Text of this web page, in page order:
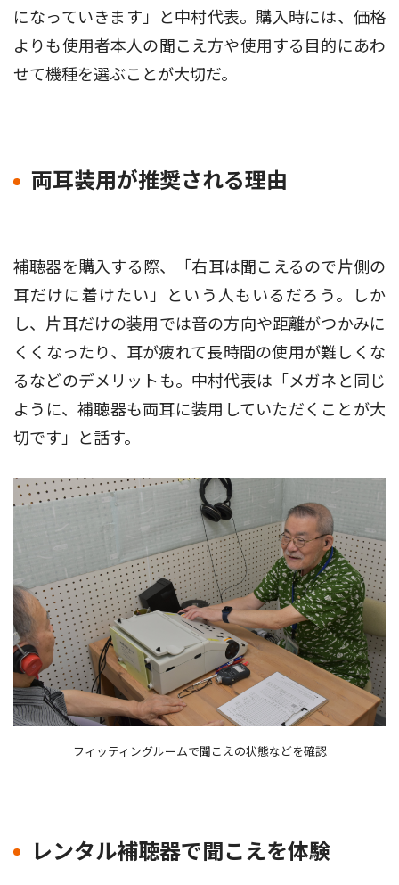
になっていきます」と中村代表。購入時には、価格
よりも使用者本人の聞こえ方や使用する目的にあわ
せて機種を選ぶことが大切だ。
両耳装用が推奨される理由
補聴器を購入する際、「右耳は聞こえるので片側の
耳だけに着けたい」という人もいるだろう。しか
し、片耳だけの装用では音の方向や距離がつかみに
くくなったり、耳が疲れて長時間の使用が難しくな
るなどのデメリットも。中村代表は「メガネと同じ
ように、補聴器も両耳に装用していただくことが大
切です」と話す。
フィッティングルームで聞こえの状態などを確認
レンタル補聴器で聞こえを体験